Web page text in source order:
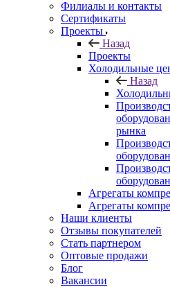
Филиалы и контакты
Сертификаты
Проекты
Назад
Проекты
Холодильные
Назад
рынка
Агрегаты
Агрегаты
Наши клиенты
Отзывы покупателей
Стать партнером
Оптовые продажи
Блог
Вакансии